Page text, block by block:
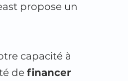
propose un
capacité à
definancer